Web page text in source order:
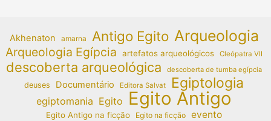
Akhenaton amarna Antigo Egito Arqueologia
Arqueologia Egípcia artefatos arqueológicos Cleópatra VII
descoberta arqueológica descoberta de tumba egípcia
deuses Documentário Editora Salvat Egiptologia
egiptomania Egito Egito Antigo
Egito Antigo na ficção Egito na ficção evento